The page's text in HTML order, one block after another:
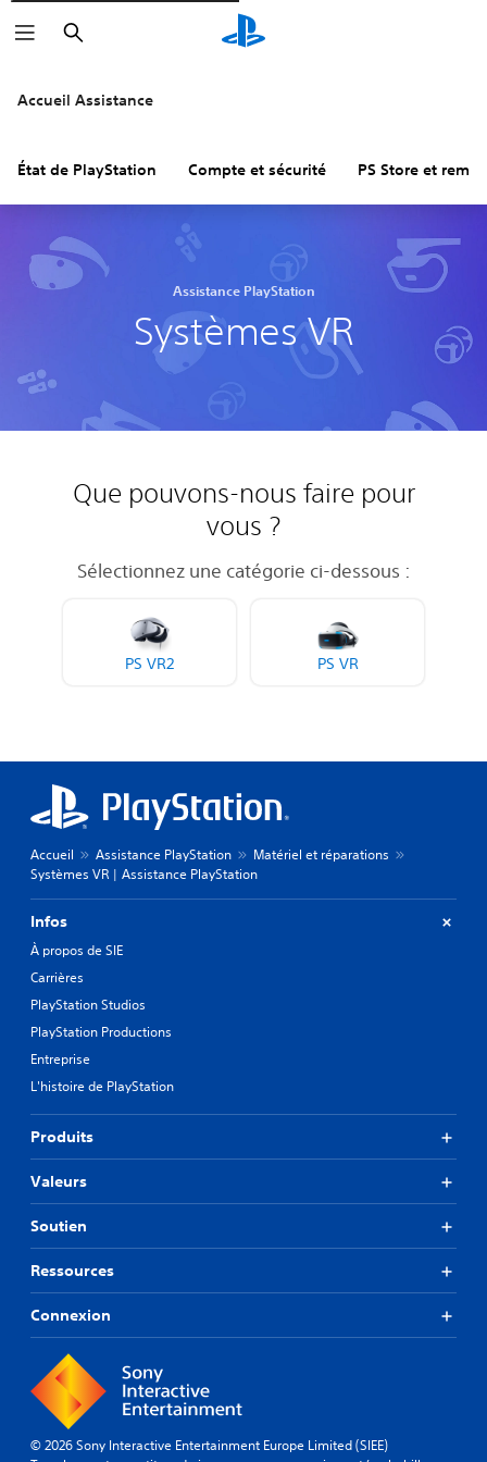
Rechercher
Accueil Assistance
État de PlayStation Compte et sécurité PS Store et
Assistance PlayStation
Systèmes VR
Que pouvons-nous faire pour
vous ?
Sélectionnez une catégorie ci-dessous :
PS VR2 PS VR
Accueil Assistance PlayStation
Matériel et réparations
Systèmes VR | Assistance PlayStation
Infos
À propos de SIE
Carrières
PlayStation Studios
PlayStation Productions
Entreprise
L'histoire de PlayStation
Produits
Valeurs
Soutien
Ressources
Connexion
© 2026 Sony Interactive Entertainment Europe Limited (SIEE)